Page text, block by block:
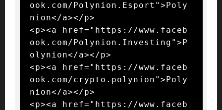
ook.com/Polynion.Esport">Poly
nion</a></p>
<p><a href="https://www.faceb
ook.com/Polynion.Investing">P
olynion</a></p>
<p><a href="https://www.faceb
ook.com/crypto.polynion">Poly
nion</a></p>
<p><a href="https://www.faceb